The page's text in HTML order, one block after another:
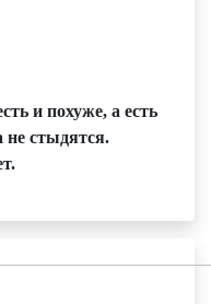
и похуже, а есть
не стыдятся.